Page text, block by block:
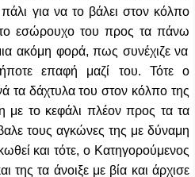
για να το βάλει στον κόλπο
το εσώρουχο του προς τα πάνω
ακόμη φορά, πως συνέχιζε να
επαφή μαζί του. Τότε ο
τα δάχτυλα του στον κόλπο της
με το κεφάλι πλέον προς τα τα
τους αγκώνες της με δύναμη
και τότε, ο Κατηγορούμενος
της τα άνοιξε με βία και άρχισε